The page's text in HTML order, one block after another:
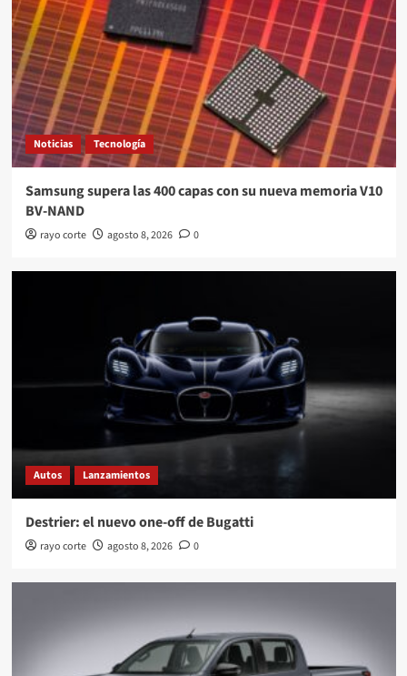
Noticias Tecnología
Samsung supera las 400 capas con su nueva memoria V10
BV-NAND
rayo corte agosto 8, 2026 0
Autos Lanzamientos
Destrier: el nuevo one-off de Bugatti
rayo corte agosto 8, 2026 0